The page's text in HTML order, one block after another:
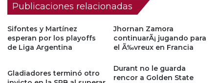
Publicaciones relacionadas
Sifontes y Martínez
esperan por los playoffs
de Liga Argentina
Jhornan Zamora
continuarÃ¡ jugando para
el Ã‰vreux en Francia
Gladiadores terminó otro
Durant no le guarda
rencor a Golden State